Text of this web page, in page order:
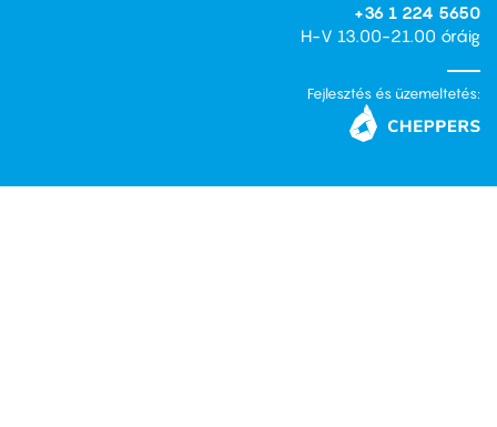
+36 1 224 5650
H-V 13.00-21.00 óráig
Fejlesztés és üzemeltetés: